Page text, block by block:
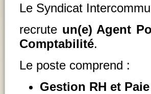
Le Syndicat
recrute un(e) Agent
Comptabilité.
Le poste comprend :
Gestion RH et Paie